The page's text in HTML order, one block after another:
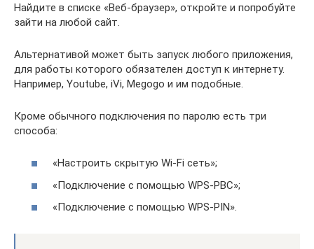
Найдите в списке «Веб-браузер», откройте и попробуйте
зайти на любой сайт.
Альтернативой может быть запуск любого приложения,
для работы которого обязателен доступ к интернету.
Например, Youtube, iVi, Megogo и им подобные.
Кроме обычного подключения по паролю есть три
способа:
«Настроить скрытую Wi-Fi сеть»;
«Подключение с помощью WPS-PBC»;
«Подключение с помощью WPS-PIN».